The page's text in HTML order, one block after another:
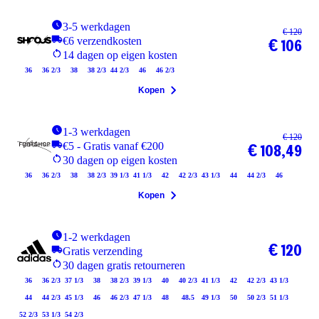
3-5 werkdagen
€6 verzendkosten
14 dagen op eigen kosten
36 36 2/3 38 38 2/3 44 2/3 46 46 2/3
€ 120
€ 106
Kopen
1-3 werkdagen
€5 - Gratis vanaf €200
30 dagen op eigen kosten
36 36 2/3 38 38 2/3 39 1/3 41 1/3 42 42 2/3 43 1/3 44 44 2/3 46
€ 120
€ 108,49
Kopen
1-2 werkdagen
Gratis verzending
30 dagen gratis retourneren
36 36 2/3 37 1/3 38 38 2/3 39 1/3 40 40 2/3 41 1/3 42 42 2/3 43 1/3
44 44 2/3 45 1/3 46 46 2/3 47 1/3 48 48.5 49 1/3 50 50 2/3 51 1/3
52 2/3 53 1/3 54 2/3
€ 120